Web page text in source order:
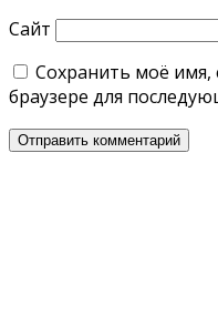
Сайт
Сохранить моё имя,
браузере для